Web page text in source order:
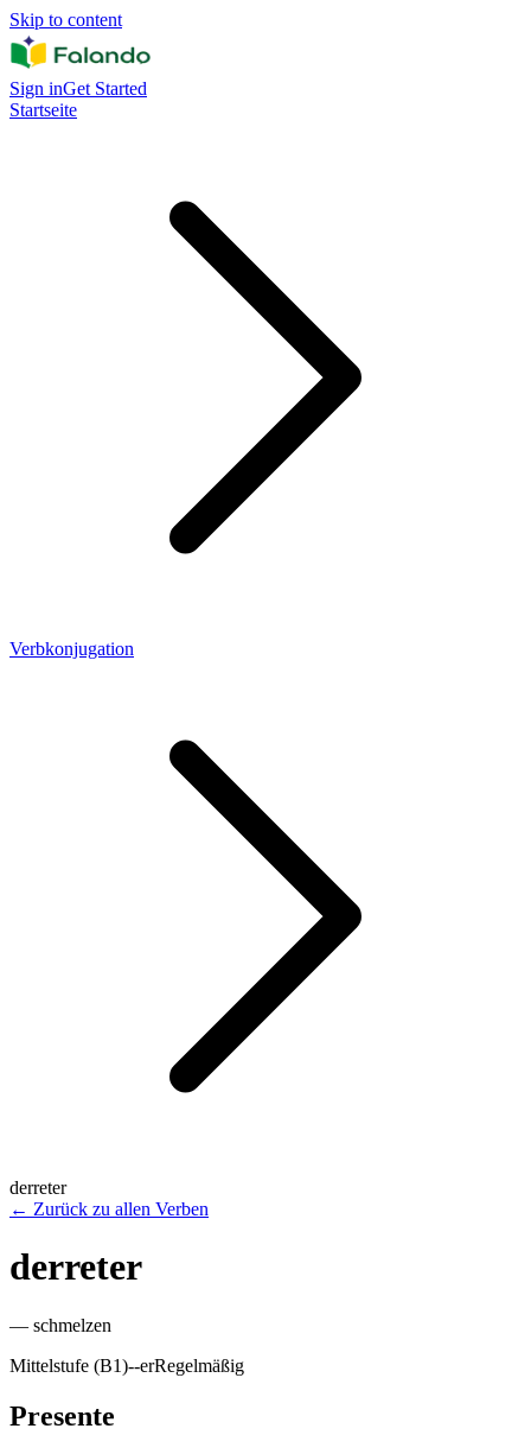
Skip to content
Sign inGet Started
Startseite
Verbkonjugation
derreter
← Zurück zu allen Verben
derreter
— schmelzen
Mittelstufe (B1)--erRegelmäßig
Presente